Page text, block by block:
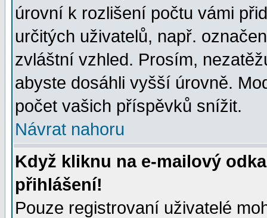
úrovní k rozlišení počtu vámi
určitých uživatelů, např.
zvláštní vzhled. Prosím,
abyste dosáhli vyšší úrovně.
počet vašich příspěvků snížit.
Návrat nahoru
Když kliknu na e-mailový
přihlášení!
Pouze registrovaní uživatelé